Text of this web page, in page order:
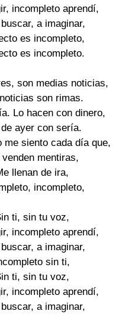
incompleto aprendí,
a imaginar,
es incompleto,
es incompleto.
son medias noticias,
son rimas.
Lo hacen con dinero,
ayer con sería.
me siento cada día que,
venden mentiras,
llenan de ira,
incompleto,
ti, sin tu voz,
incompleto aprendí,
a imaginar,
sin ti,
ti, sin tu voz,
incompleto aprendí,
a imaginar,